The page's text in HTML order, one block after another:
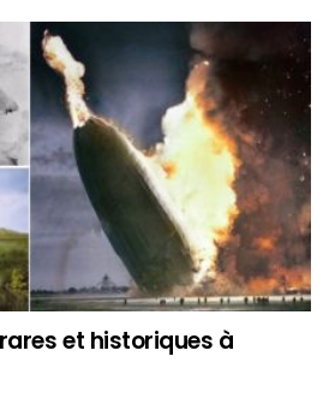
et historiques à